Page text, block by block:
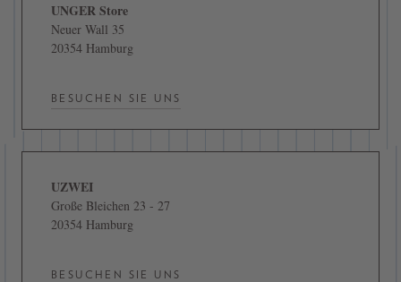
UNGER Store
Neuer Wall 35
20354 Hamburg
BESUCHEN SIE UNS
UZWEI
Große Bleichen 23 - 27
20354 Hamburg
BESUCHEN SIE UNS